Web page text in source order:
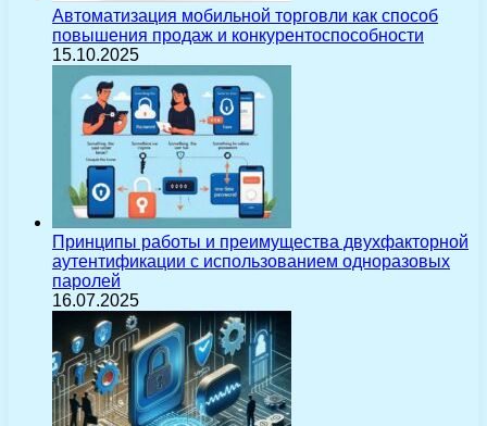
Автоматизация мобильной торговли как способ
повышения продаж и конкурентоспособности
15.10.2025
Принципы работы и преимущества двухфакторной
аутентификации с использованием одноразовых
паролей
16.07.2025